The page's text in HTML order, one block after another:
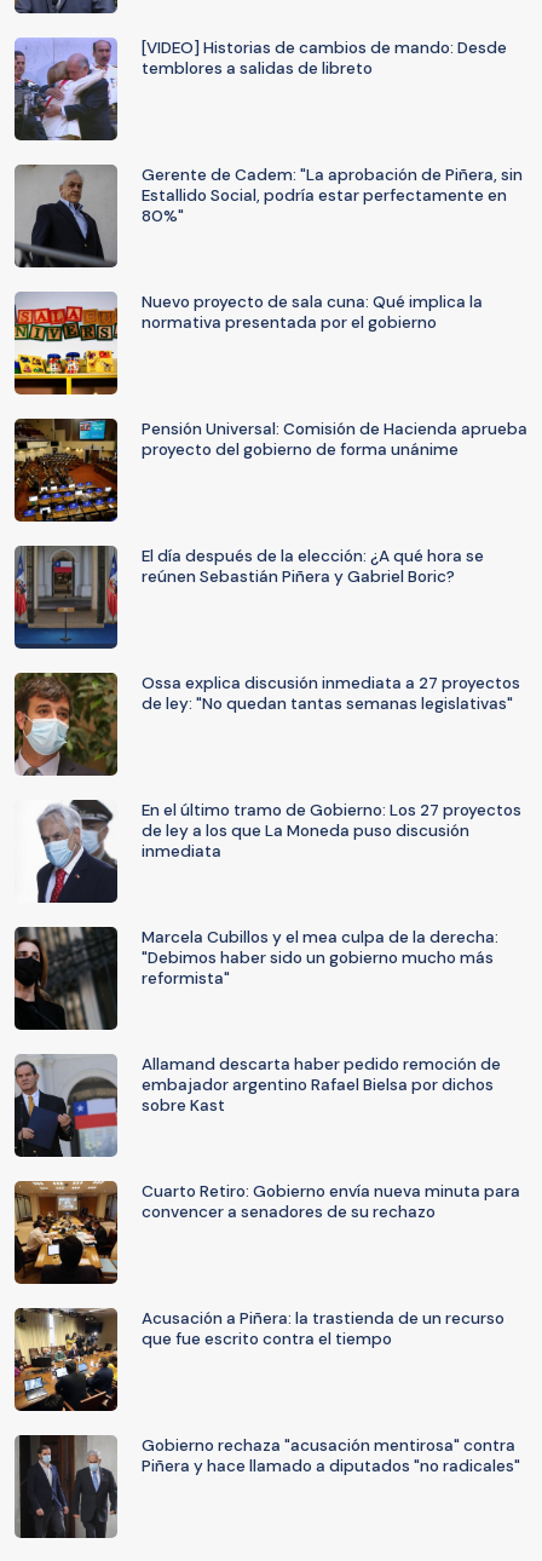
[VIDEO] Historias de cambios de mando: Desde
temblores a salidas de libreto
Gerente de Cadem: "La aprobación de Piñera, sin
Estallido Social, podría estar perfectamente en
80%"
Nuevo proyecto de sala cuna: Qué implica la
normativa presentada por el gobierno
Pensión Universal: Comisión de Hacienda aprueba
proyecto del gobierno de forma unánime
El día después de la elección: ¿A qué hora se
reúnen Sebastián Piñera y Gabriel Boric?
Ossa explica discusión inmediata a 27 proyectos
de ley: "No quedan tantas semanas legislativas"
En el último tramo de Gobierno: Los 27 proyectos
de ley a los que La Moneda puso discusión
inmediata
Marcela Cubillos y el mea culpa de la derecha:
"Debimos haber sido un gobierno mucho más
reformista"
Allamand descarta haber pedido remoción de
embajador argentino Rafael Bielsa por dichos
sobre Kast
Cuarto Retiro: Gobierno envía nueva minuta para
convencer a senadores de su rechazo
Acusación a Piñera: la trastienda de un recurso
que fue escrito contra el tiempo
Gobierno rechaza "acusación mentirosa" contra
Piñera y hace llamado a diputados "no radicales"